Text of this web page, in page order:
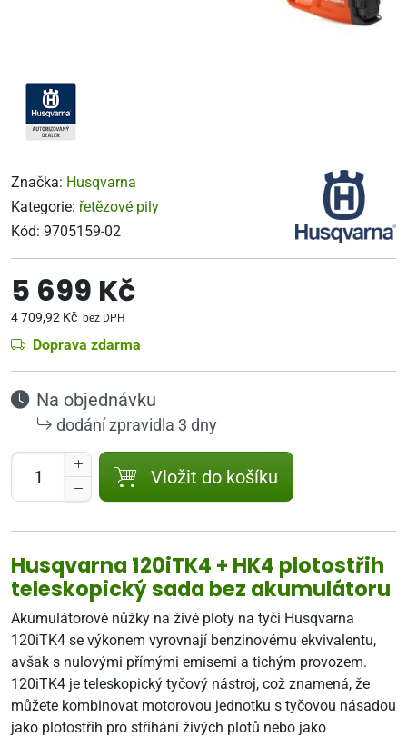
Značka: Husqvarna
Kategorie: řetězové pily
Kód: 9705159-02
5 699 Kč
4 709,92 Kč bez DPH
Doprava zdarma
Na objednávku
dodání zpravidla 3 dny
Vložit do košíku
Husqvarna 120iTK4 + HK4 plotostřih
teleskopický sada bez akumulátoru
Akumulátorové nůžky na živé ploty na tyči Husqvarna
120iTK4 se výkonem vyrovnají benzinovému ekvivalentu,
avšak s nulovými přímými emisemi a tichým provozem.
120iTK4 je teleskopický tyčový nástroj, což znamená, že
můžete kombinovat motorovou jednotku s tyčovou násadou
jako plotostřih pro stříhání živých plotů nebo jako